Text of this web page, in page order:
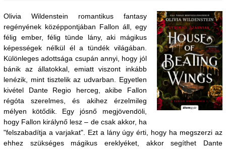
Olivia Wildenstein romantikus fantasy
regényének középpontjában Fallon áll, egy
félig ember, félig tünde lány, aki mágikus
képességek nélkül él a tündék világában.
Különleges adottsága csupán annyi, hogy jól
bánik az állatokkal, emiatt viszont inkább
lenézik, mint tisztelik az udvarban. Egyetlen
kivétel Dante Regio herceg, akibe Fallon
régóta szerelmes, és akihez érzelmileg
mélyen kötődik. Egy jósnő megjövendöli,
hogy Fallon királynő lesz – de csak akkor, ha
"felszabadítja a varjakat". Ezt a lány úgy érti, hogy ha megszerzi az
ehhez szükséges mágikus ereklyéket, akkor segíthet Dante